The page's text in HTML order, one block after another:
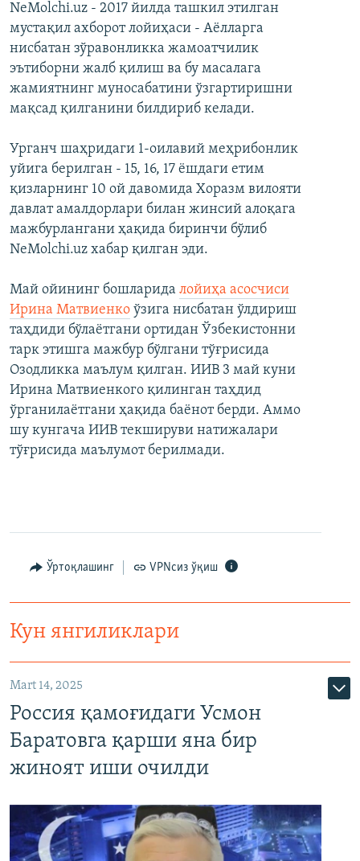
NeMolchi.uz - 2017 йилда ташкил этилган
мустақил ахборот лойиҳаси - Аёлларга
нисбатан зўравонликка жамоатчилик
эътиборни жалб қилиш ва бу масалага
жамиятнинг муносабатини ўзгартиришни
мақсад қилганини билдириб келади.
Урганч шаҳридаги 1-оилавий меҳрибонлик
уйига берилган - 15, 16, 17 ёшдаги етим
қизларнинг 10 ой давомида Хоразм вилояти
давлат амалдорлари билан жинсий алоқага
мажбурлангани ҳақида биринчи бўлиб
NeMolchi.uz хабар қилган эди.
Май ойининг бошларида лойиҳа асосчиси
Ирина Матвиенко ўзига нисбатан ўлдириш
таҳдиди бўлаётгани ортидан Ўзбекистонни
тарк этишга мажбур бўлгани тўғрисида
Озодликка маълум қилган. ИИВ 3 май куни
Ирина Матвиенкого қилинган таҳдид
ўрганилаётгани ҳақида баёнот берди. Аммо
шу кунгача ИИВ текшируви натижалари
тўғрисида маълумот берилмади.
Ўртоқлашинг VPNсиз ўқиш
Кун янгиликлари
Mart 14, 2025
Россия қамоғидаги Усмон
Баратовга қарши яна бир
жиноят иши очилди